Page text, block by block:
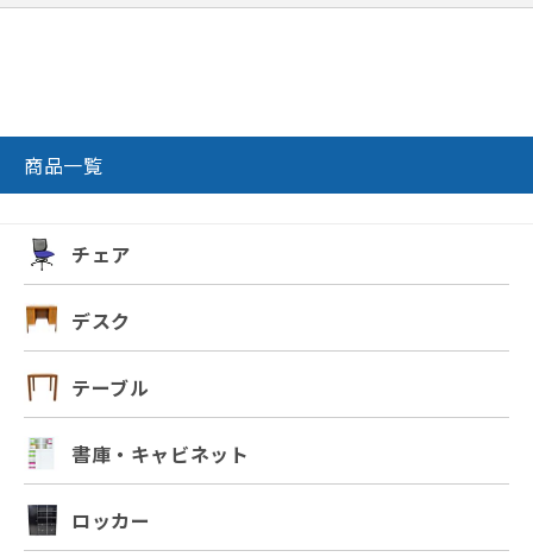
商品一覧
チェア
デスク
テーブル
書庫・キャビネット
ロッカー